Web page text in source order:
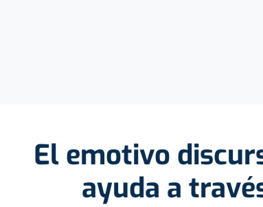
El emotivo
ayuda a